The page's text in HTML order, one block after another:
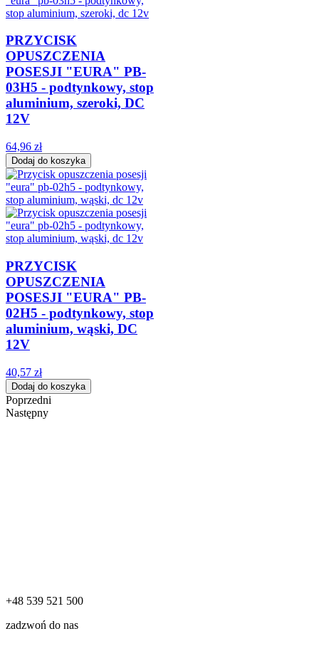
PRZYCISK
OPUSZCZENIA
POSESJI "EURA" PB-
03H5 - podtynkowy, stop
aluminium, szeroki, DC
12V
64,96 zł
Dodaj do koszyka
PRZYCISK
OPUSZCZENIA
POSESJI "EURA" PB-
02H5 - podtynkowy, stop
aluminium, wąski, DC
12V
40,57 zł
Dodaj do koszyka
Poprzedni
Następny
+48 539 521 500
zadzwoń do nas